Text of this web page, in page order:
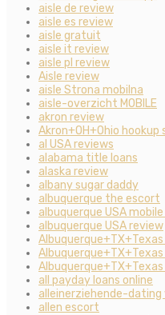
aisle de review
aisle es review
aisle gratuit
aisle it review
aisle pl review
Aisle review
aisle Strona mobilna
aisle-overzicht MOBILE
akron review
Akron+OH+Ohio hookup
al USA reviews
alabama title loans
alaska review
albany sugar daddy
albuquerque the escort
albuquerque USA
albuquerque USA review
all payday loans online
alleinerziehende-dating
allen escort